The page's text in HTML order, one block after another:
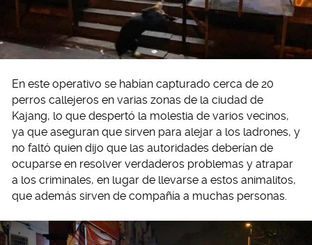
En este operativo se habían capturado cerca de 20
perros callejeros en varias zonas de la ciudad de
Kajang, lo que despertó la molestia de varios vecinos,
ya que aseguran que sirven para alejar a los ladrones, y
no faltó quien dijo que las autoridades deberían de
ocuparse en resolver verdaderos problemas y atrapar
a los criminales, en lugar de llevarse a estos animalitos,
que además sirven de compañía a muchas personas.